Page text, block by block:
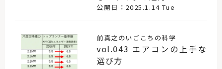
公開日：2025.1.14 Tue
前真之のいごこちの科学
vol.043 エアコンの上手な
選び方